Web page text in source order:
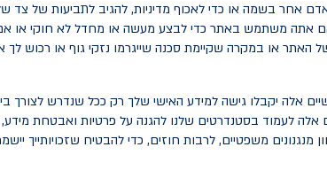
אחר בשמה או כדי לאכוף מדיניות, להגיב לתביעות של צד
אם אתה משתמש באתר כדי לבצע מעשה או מחדל לא חוקי או
או במקרה שקיימת סכנה שייגרמו נזקי גוף או רכוש לך
אלה יקבלו גישה למידע האישי שלך רק ככל שנדרש לצורך
אלה לעמוד בסטנדרטים שלנו להגנה על פרטיות ואבטחת
משפטיים, לרבות חוזים, כדי להבטיח שזכויותייך